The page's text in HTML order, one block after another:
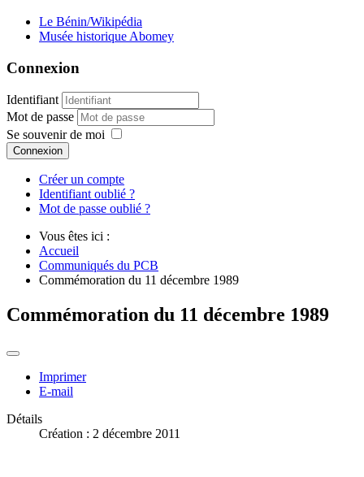
Le Bénin/Wikipédia
Musée historique Abomey
Connexion
Identifiant
Mot de passe
Se souvenir de moi
Connexion
Créer un compte
Identifiant oublié ?
Mot de passe oublié ?
Vous êtes ici :
Accueil
Communiqués du PCB
Commémoration du 11 décembre 1989
Commémoration du 11 décembre 1989
Imprimer
E-mail
Détails
Création : 2 décembre 2011